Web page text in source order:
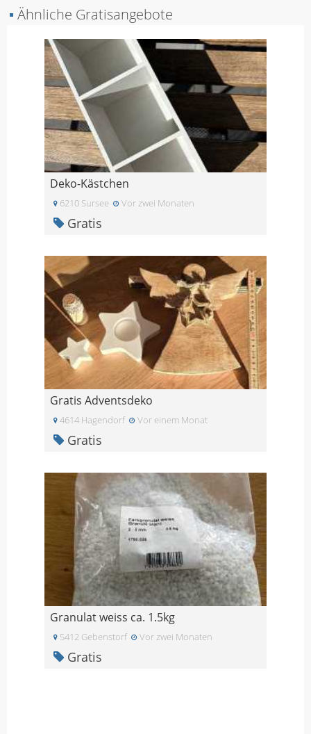
▪ Ähnliche Gratisangebote
Deko-Kästchen
6210 Sursee Vor zwei Monaten
Gratis
Gratis Adventsdeko
4614 Hagendorf Vor einem Monat
Gratis
Granulat weiss ca. 1.5kg
5412 Gebenstorf Vor zwei Monaten
Gratis